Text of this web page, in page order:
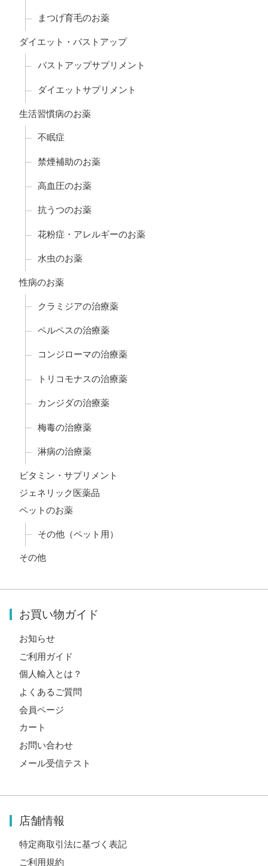
まつげ育毛のお薬
ダイエット・バストアップ
バストアップサプリメント
ダイエットサプリメント
生活習慣病のお薬
不眠症
禁煙補助のお薬
高血圧のお薬
抗うつのお薬
花粉症・アレルギーのお薬
水虫のお薬
性病のお薬
クラミジアの治療薬
ペルペスの治療薬
コンジローマの治療薬
トリコモナスの治療薬
カンジダの治療薬
梅毒の治療薬
淋病の治療薬
ビタミン・サプリメント
ジェネリック医薬品
ペットのお薬
その他（ペット用）
その他
お買い物ガイド
お知らせ
ご利用ガイド
個人輸入とは？
よくあるご質問
会員ページ
カート
お問い合わせ
メール受信テスト
店舗情報
特定商取引法に基づく表記
ご利用規約